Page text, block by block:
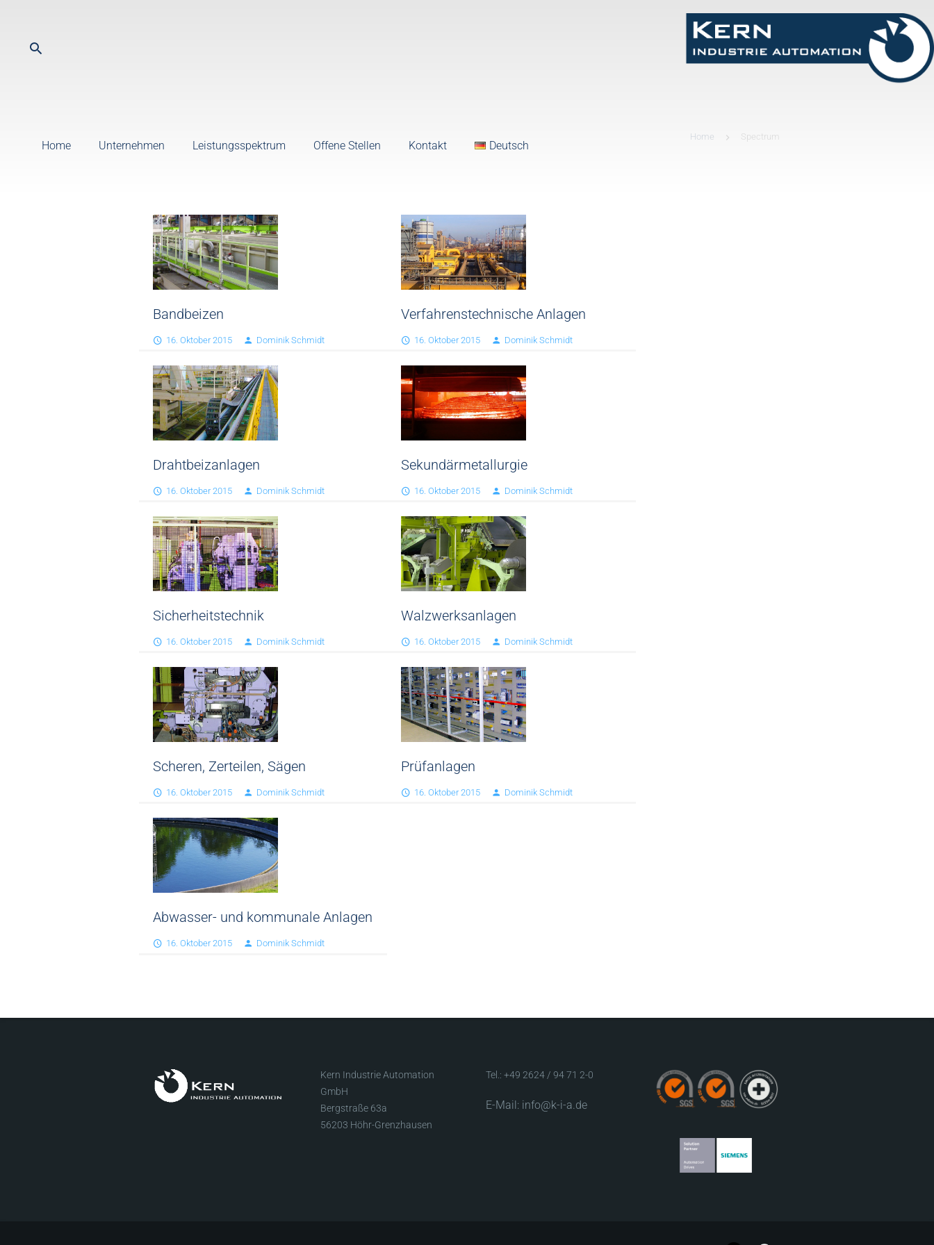
Home Unternehmen Leistungsspektrum Offene Stellen Kontakt Deutsch
Home Spectrum
Bandbeizen
16. Oktober 2015 Dominik Schmidt
Verfahrenstechnische Anlagen
16. Oktober 2015 Dominik Schmidt
Drahtbeizanlagen
16. Oktober 2015 Dominik Schmidt
Sekundärmetallurgie
16. Oktober 2015 Dominik Schmidt
Sicherheitstechnik
16. Oktober 2015 Dominik Schmidt
Walzwerksanlagen
16. Oktober 2015 Dominik Schmidt
Scheren, Zerteilen, Sägen
16. Oktober 2015 Dominik Schmidt
Prüfanlagen
16. Oktober 2015 Dominik Schmidt
Abwasser- und kommunale Anlagen
16. Oktober 2015 Dominik Schmidt
Kern Industrie Automation
GmbH
Bergstraße 63a
56203 Höhr-Grenzhausen
Tel.: +49 2624 / 94 71 2-0
E-Mail: info@k-i-a.de